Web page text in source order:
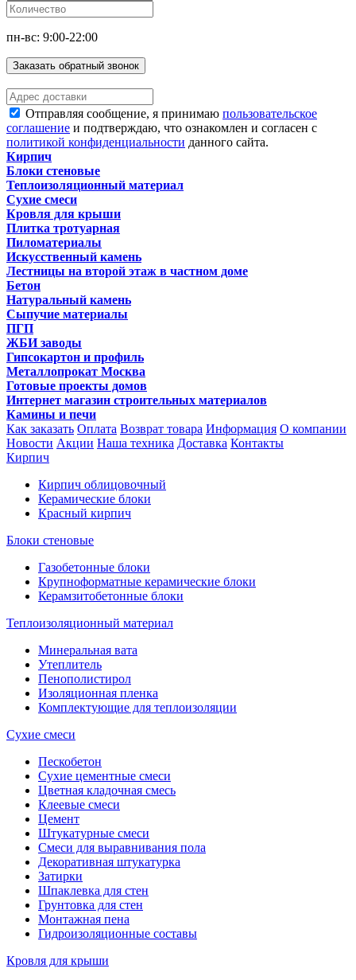
пн-вс: 9:00-22:00
Заказать обратный звонок
Отправляя сообщение, я принимаю пользовательское
соглашение и подтверждаю, что ознакомлен и согласен с
политикой конфиденциальности данного сайта.
Кирпич
Блоки стеновые
Теплоизоляционный материал
Сухие смеси
Кровля для крыши
Плитка тротуарная
Пиломатериалы
Искусственный камень
Лестницы на второй этаж в частном доме
Бетон
Натуральный камень
Сыпучие материалы
ПГП
ЖБИ заводы
Гипсокартон и профиль
Металлопрокат Москва
Готовые проекты домов
Интернет магазин строительных материалов
Камины и печи
Как заказать Оплата Возврат товара Информация О компании
Новости Акции Наша техника Доставка Контакты
Кирпич
Кирпич облицовочный
Керамические блоки
Красный кирпич
Блоки стеновые
Газобетонные блоки
Крупноформатные керамические блоки
Керамзитобетонные блоки
Теплоизоляционный материал
Минеральная вата
Утеплитель
Пенополистирол
Изоляционная пленка
Комплектующие для теплоизоляции
Сухие смеси
Пескобетон
Сухие цементные смеси
Цветная кладочная смесь
Клеевые смеси
Цемент
Штукатурные смеси
Смеси для выравнивания пола
Декоративная штукатурка
Затирки
Шпаклевка для стен
Грунтовка для стен
Монтажная пена
Гидроизоляционные составы
Кровля для крыши